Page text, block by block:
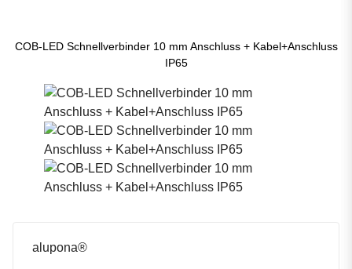
alupona®
COB-LED Schnellverbinder 10 mm Anschluss + Kabel+Anschluss
IP65